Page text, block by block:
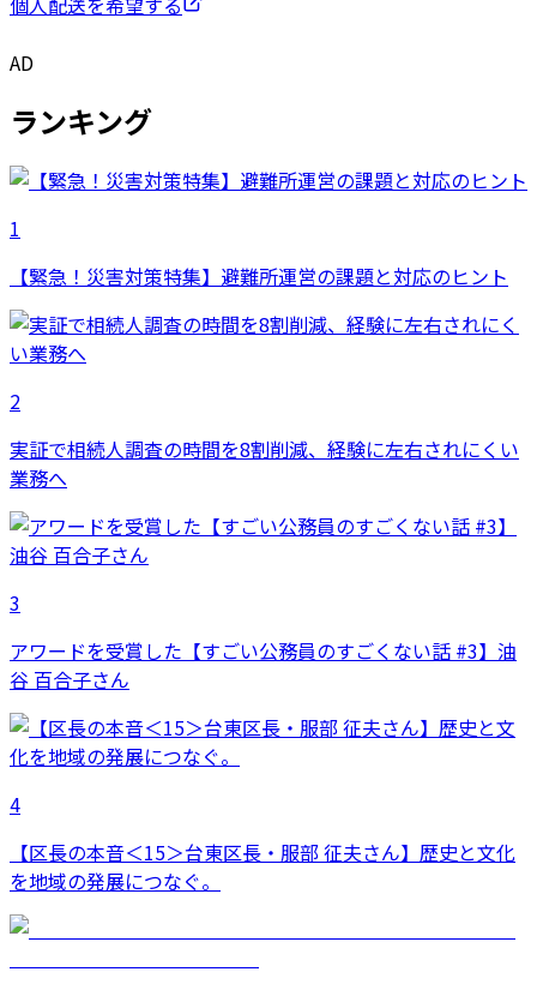
AD
ランキング
1
【緊急！災害対策特集】避難所運営の課題と対応のヒント
2
実証で相続人調査の時間を8割削減、経験に左右されにくい
業務へ
3
アワードを受賞した【すごい公務員のすごくない話 #3】油
谷 百合子さん
4
【区長の本音＜15＞台東区長・服部 征夫さん】歴史と文化
を地域の発展につなぐ。